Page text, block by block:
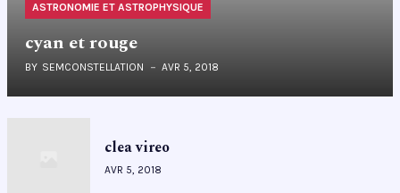
ASTRONOMIE ET ASTROPHYSIQUE
cyan et rouge
BY SEMCONSTELLATION AVR 5, 2018
clea vireo
AVR 5, 2018